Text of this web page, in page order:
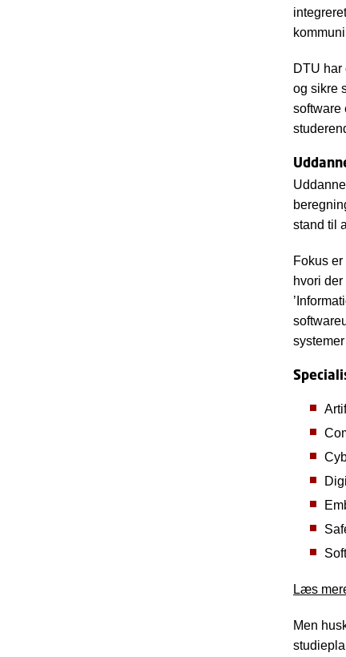
DTU har
og sikre
software
stand til
Fokus
hvori
Læs
Men